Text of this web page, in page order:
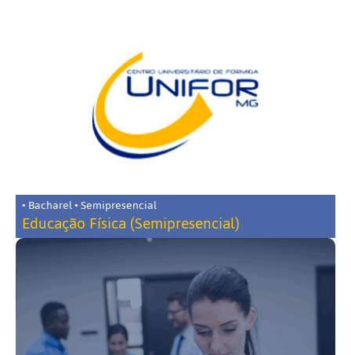
• Bacharel • Semipresencial
Educação Física (Semipresencial)